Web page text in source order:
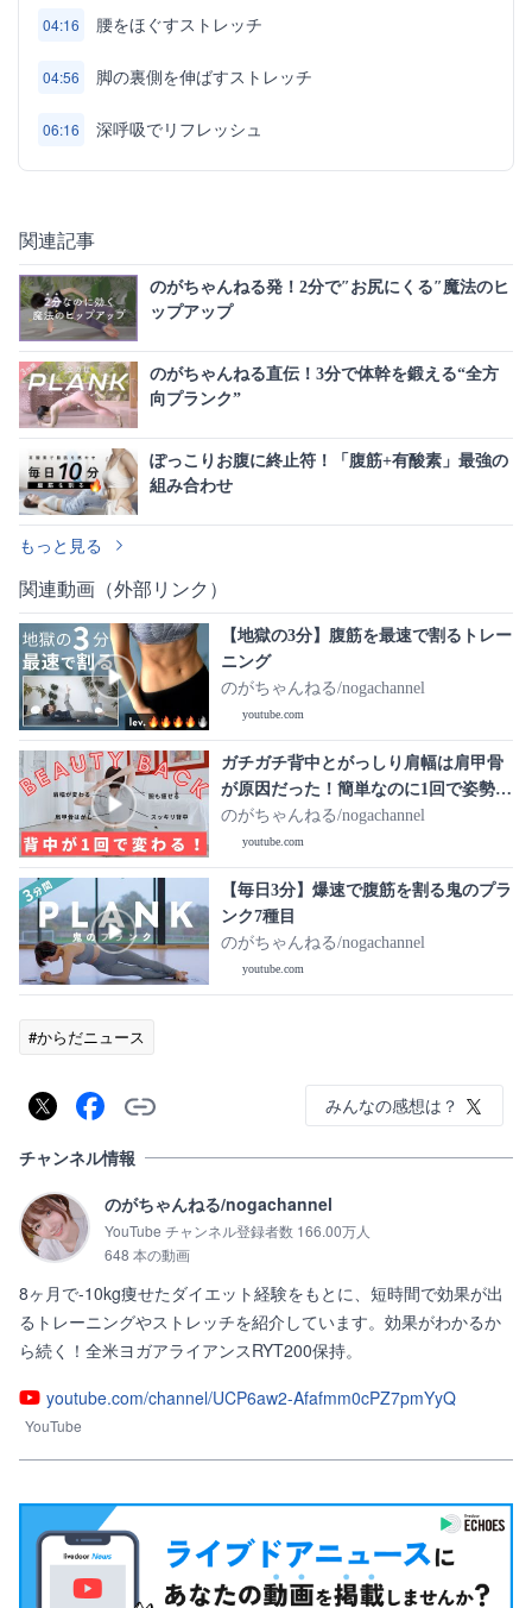
04:16 腰をほぐすストレッチ
04:56 脚の裏側を伸ばすストレッチ
06:16 深呼吸でリフレッシュ
関連記事
のがちゃんねる発！2分で″お尻にくる″魔法のヒ
ップアップ
のがちゃんねる直伝！3分で体幹を鍛える“全方
向プランク”
ぽっこりお腹に終止符！「腹筋+有酸素」最強の
組み合わせ
もっと見る
関連動画（外部リンク）
【地獄の3分】腹筋を最速で割るトレー
ニング
のがちゃんねる/nogachannel
youtube.com
ガチガチ背中とがっしり肩幅は肩甲骨
が原因だった！簡単なのに1回で姿勢が
変わって続けるほど背中が痩せるトレ
ーニング
のがちゃんねる/nogachannel
youtube.com
【毎日3分】爆速で腹筋を割る鬼のプラ
ンク7種目
のがちゃんねる/nogachannel
youtube.com
#からだニュース
みんなの感想は？
チャンネル情報
のがちゃんねる/nogachannel
YouTube チャンネル登録者数 166.00万人
648 本の動画
8ヶ月で-10kg痩せたダイエット経験をもとに、短時間で効果が出
るトレーニングやストレッチを紹介しています。効果がわかるか
ら続く！全米ヨガアライアンスRYT200保持。
youtube.com/channel/UCP6aw2-Afafmm0cPZ7pmYyQ
YouTube